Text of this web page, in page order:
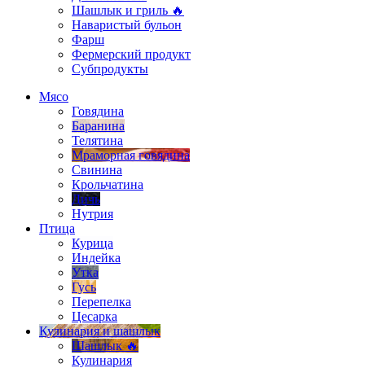
Шашлык и гриль 🔥
Наваристый бульон
Фарш
Фермерский продукт
Субпродукты
Мясо
Говядина
Баранина
Телятина
Мраморная говядина
Свинина
Крольчатина
Дичь
Нутрия
Птица
Курица
Индейка
Утка
Гусь
Перепелка
Цесарка
Кулинария и шашлык
Шашлык 🔥
Кулинария